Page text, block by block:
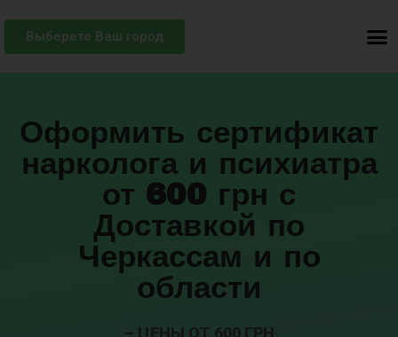
Выберете Ваш город
Оформить сертификат
нарколога и психиатра
от 600 грн с
Доставкой по
Черкассам и по
области
– ЦЕНЫ ОТ 600 ГРН